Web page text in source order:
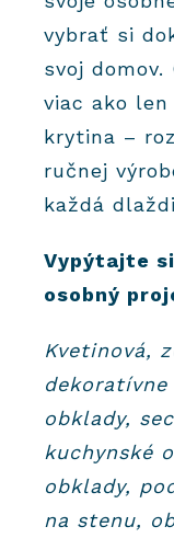
vybrať si
svoj
viac ako
krytina –
ručnej
každá
Vypýtajte
osobný
Kvetinová,
obklady,
kuchynské
obklady,
na stenu,